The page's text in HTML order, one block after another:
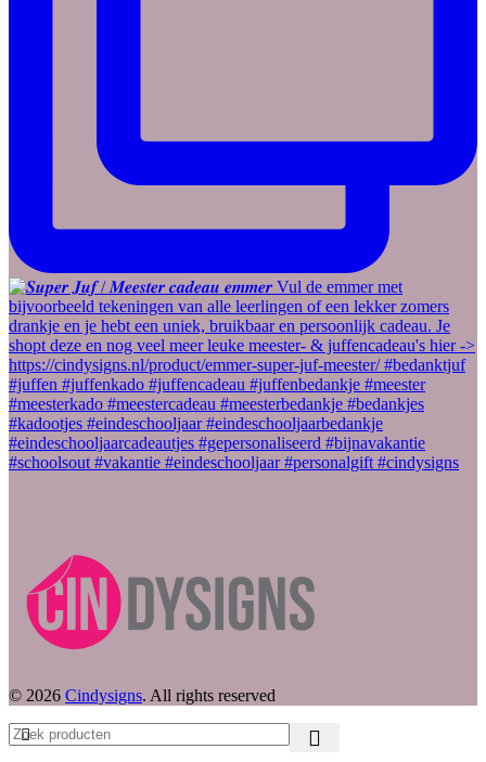
© 2026 Cindysigns. All rights reserved